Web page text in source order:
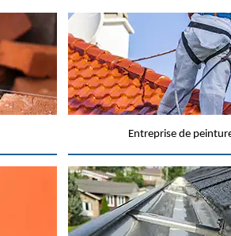
Entreprise de